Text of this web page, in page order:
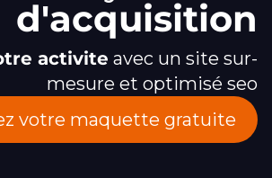
d'acquisition
activite avec un site sur-
mesure et optimisé seo
votre maquette gratuite